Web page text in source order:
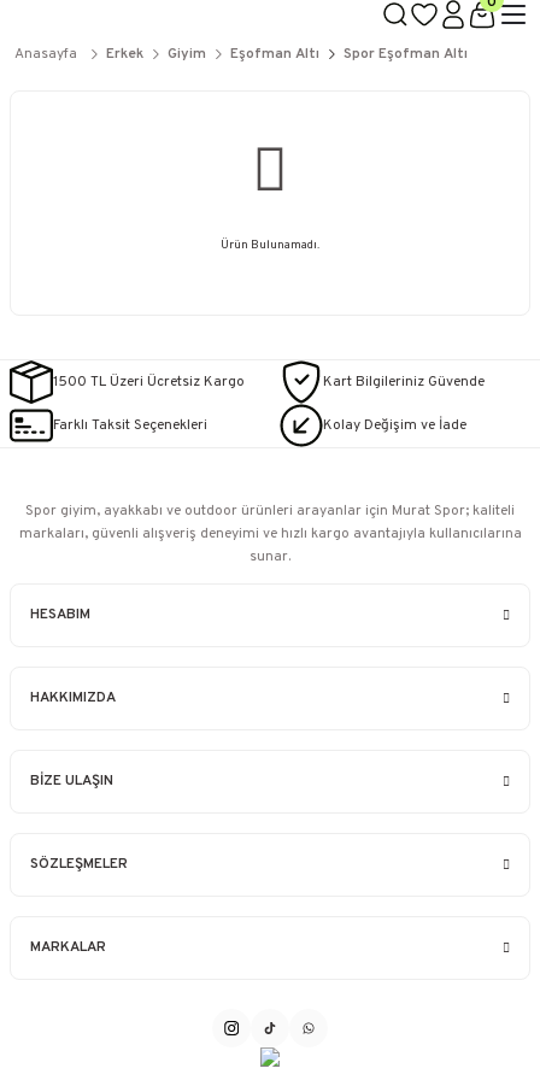
Anasayfa Erkek Giyim Eşofman Altı Spor Eşofman Altı
Ürün Bulunamadı.
1500 TL Üzeri Ücretsiz Kargo Kart Bilgileriniz Güvende
Farklı Taksit Seçenekleri Kolay Değişim ve İade
HESABIM
HAKKIMIZDA
BİZE ULAŞIN
SÖZLEŞMELER
MARKALAR
Spor giyim, ayakkabı ve outdoor ürünleri arayanlar için Murat Spor; kaliteli
markaları, güvenli alışveriş deneyimi ve hızlı kargo avantajıyla kullanıcılarına
sunar.